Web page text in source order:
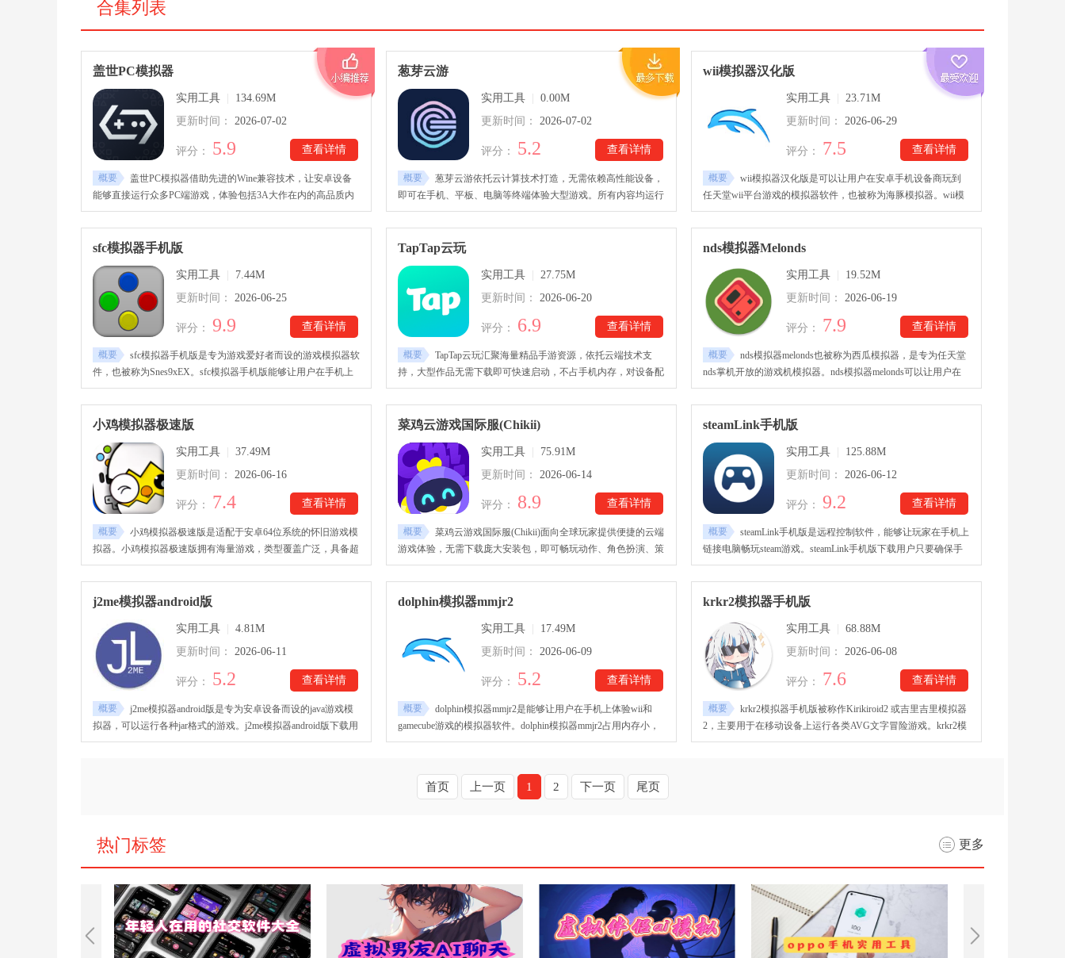
合集列表
盖世PC模拟器
实用工具
134.69M
更新时间：
2026-07-02
查看详情
评分： 5.9
概要
盖世PC模拟器借助先进的Wine兼容技术，让安卓设备
能够直接运行众多PC端游戏，体验包括3A大作在内的高品质内
容。盖世PC模拟器下载安装后，平台整合本地运行、游戏串流
和云端游玩三种模式，同时支持导入手机中的游戏资源，也能通
过Steam助手快速同步Steam游戏库，完成安装后即可直接启动。
馈等功能，为玩家带来更加沉浸的操控体验。
葱芽云游
实用工具
0.00M
更新时间：
2026-07-02
查看详情
评分： 5.2
概要
葱芽云游依托云计算技术打造，无需依赖高性能设备，
即可在手机、平板、电脑等终端体验大型游戏。所有内容均运行
于云端，无须下载或安装，打开即可进入游戏。葱芽云游app收
录了大量热门作品以及众多精品独立佳作，游戏资源持续更新，
新增内容能够第一时间上线，还兼容手柄、键盘、鼠标等多种外
wii模拟器汉化版
实用工具
23.71M
更新时间：
2026-06-29
查看详情
评分： 7.5
概要
wii模拟器汉化版是可以让用户在安卓手机设备商玩到
任天堂wii平台游戏的模拟器软件，也被称为海豚模拟器。wii模
拟器汉化版内置独立内核及渲染引擎，可以提供帧率高的游戏，
体验游戏原有的画质效果。wii模拟器汉化版支持多线程下载功
能，可以批量缓存内容，同时支持本地与云存档服务，管道包括
sfc模拟器手机版
实用工具
7.44M
更新时间：
2026-06-25
查看详情
评分： 9.9
概要
sfc模拟器手机版是专为游戏爱好者而设的游戏模拟器软
件，也被称为Snes9xEX。sfc模拟器手机版能够让用户在手机上
也能玩到各种电脑游戏，其采用的SuperFX内核，能够完美运行
smc、sfc、fig等格式的游戏文件。sfc模拟器手机版也支持屏幕多
点触摸控制、虚拟键盘、实时存档备份等多项功能，让用户低配
TapTap云玩
实用工具
27.75M
更新时间：
2026-06-20
查看详情
评分： 6.9
概要
TapTap云玩汇聚海量精品手游资源，依托云端技术支
持，大型作品无需下载即可快速启动，不占手机内存，对设备配
置要求更低，普通安卓机也能畅玩热门大作。TapTap云玩下载安
装后，平台还提供免费云玩时长，会员可享更多权益，使用门槛
低，体验更加灵活。还打造了活跃的玩家社区，汇聚最新资讯、
解游戏动态。
nds模拟器Melonds
实用工具
19.52M
更新时间：
2026-06-19
查看详情
评分： 7.9
概要
nds模拟器melonds也被称为西瓜模拟器，是专为任天堂
nds掌机开放的游戏机模拟器。nds模拟器melonds可以让用户在
手机端上直接运行nds游戏，兼容大部分nds游戏rom，确保了游
戏画面帧率的质量。nds模拟器melonds拥有多项功能，支持联机
功能、外设手柄连接、按键自定义等，用户可以轻松享受游戏，
小鸡模拟器极速版
实用工具
37.49M
更新时间：
2026-06-16
查看详情
评分： 7.4
概要
小鸡模拟器极速版是适配于安卓64位系统的怀旧游戏模
拟器。小鸡模拟器极速版拥有海量游戏，类型覆盖广泛，具备超
过2万款经典街机、掌机、家用机游戏，让玩家可以轻松直接
玩，重温原汁原味的经典游戏记忆。很多经典游戏已经下架或是
无法兼容系统了，但是通过小鸡模拟器极速版就能重新体验，还
菜鸡云游戏国际服(Chikii)
实用工具
75.91M
更新时间：
2026-06-14
查看详情
评分： 8.9
概要
菜鸡云游戏国际服(Chikii)面向全球玩家提供便捷的云端
游戏体验，无需下载庞大安装包，即可畅玩动作、角色扮演、策
略等多种热门作品。菜鸡云游戏国际服(Chikii)下载安装后。平台
支持多设备同步，游戏进度实时保存，切换手机、平板等终端依
旧能够无缝继续冒险。还加入联机组队、语音互动等社交玩法，
steamLink手机版
实用工具
125.88M
更新时间：
2026-06-12
查看详情
评分： 9.2
概要
steamLink手机版是远程控制软件，能够让玩家在手机上
链接电脑畅玩steam游戏。steamLink手机版下载用户只要确保手
机设备和电脑连接到同一个网络中，打开软件即可轻松侦测电脑
设备，输入验证码即可在手机上使用。steamLink手机版也支持配
对PS4、xbox等手柄或其他蓝牙鼠标、键盘等设备，让玩家能轻
j2me模拟器android版
实用工具
4.81M
更新时间：
2026-06-11
查看详情
评分： 5.2
概要
j2me模拟器android版是专为安卓设备而设的java游戏模
拟器，可以运行各种jar格式的游戏。j2me模拟器android版下载用
户可以在安卓设备上体验到经典java游戏，像是老式功能机的游
dolphin模拟器mmjr2
实用工具
17.49M
更新时间：
2026-06-09
查看详情
评分： 5.2
概要
dolphin模拟器mmjr2是能够让用户在手机上体验wii和
gamecube游戏的模拟器软件。dolphin模拟器mmjr2占用内存小，
但其兼容性强，可以支持大多的安卓设备，让用户在手机或平板
器映射技术，即使在小设备上游玩也能让体验感不减。dolphin模
拟器mmjr2优化了触屏虚拟按键布局功能，兼容外接手柄，用户
krkr2模拟器手机版
实用工具
68.88M
更新时间：
2026-06-08
查看详情
评分： 7.6
概要
krkr2模拟器手机版被称作Kirikiroid2 或吉里吉里模拟器
2，主要用于在移动设备上运行各类AVG文字冒险游戏。krkr2模
拟器手机版下载安装后，工具兼容性较强，能够适配多种游戏资
首页 上一页 1 2 下一页 尾页
热门标签 更多